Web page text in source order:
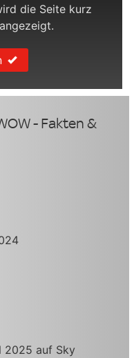
die Seite kurz
- Fakten &
2025 auf Sky